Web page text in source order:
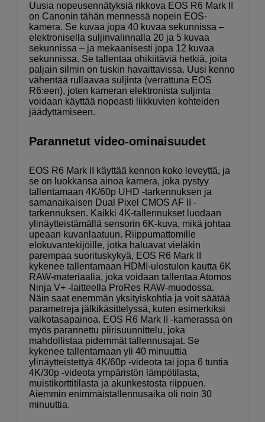
Uusia nopeusennätyksiä rikkova EOS R6 Mark II
on Canonin tähän mennessä nopein EOS-
kamera. Se kuvaa jopa 40 kuvaa sekunnissa –
elektronisella suljinvalinnalla 20 ja 5 kuvaa
sekunnissa – ja mekaanisesti jopa 12 kuvaa
sekunnissa. Se tallentaa ohikiitäviä hetkiä, joita
paljain silmin on tuskin havaittavissa. Uusi kenno
vähentää rullaavaa suljinta (verrattuna EOS
R6:een), joten kameran elektronista suljinta
voidaan käyttää nopeasti liikkuvien kohteiden
jäädyttämiseen.
Parannetut video-ominaisuudet
EOS R6 Mark II käyttää kennon koko leveyttä, ja
se on luokkansa ainoa kamera, joka pystyy
tallentamaan 4K/60p UHD -tarkennuksen ja
samanaikaisen Dual Pixel CMOS AF II -
tarkennuksen. Kaikki 4K-tallennukset luodaan
ylinäytteistämällä sensorin 6K-kuva, mikä johtaa
upeaan kuvanlaatuun. Riippumattomille
elokuvantekijöille, jotka haluavat vieläkin
parempaa suorituskykyä, EOS R6 Mark II
kykenee tallentamaan HDMI-ulostulon kautta 6K
RAW-materiaalia, joka voidaan tallentaa Atomos
Ninja V+ -laitteella ProRes RAW-muodossa.
Näin saat enemmän yksityiskohtia ja voit säätää
parametreja jälkikäsittelyssä, kuten esimerkiksi
valkotasapainoa. EOS R6 Mark II -kamerassa on
myös parannettu piirisuunnittelu, joka
mahdollistaa pidemmät tallennusajat. Se
kykenee tallentamaan yli 40 minuuttia
ylinäytteistettyä 4K/60p -videota tai jopa 6 tuntia
4K/30p -videota ympäristön lämpötilasta,
muistikorttitilasta ja akunkestosta riippuen.
Aiemmin enimmäistallennusaika oli noin 30
minuuttia.